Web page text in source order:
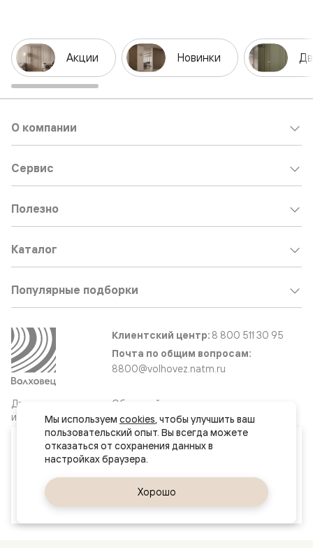
Ваш город
Акции Новинки
Двери
и интерьерные
решения
О компании
Сервис
Полезно
Каталог
Популярные подборки
Клиентский центр: 8 800 511 30 95
Почта по общим вопросам:
8800@volhovez.natm.ru
Обратный звонок
Сайт не является публичной офертой
Правовая информация
Мы используем cookies, чтобы улучшить ваш
пользовательский опыт. Вы всегда можете
отказаться от сохранения данных в
Хорошо